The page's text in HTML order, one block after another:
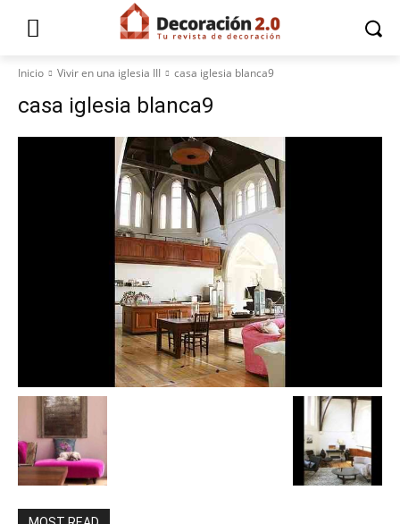
Inicio Vivir en una iglesia III casa iglesia blanca9
casa iglesia blanca9